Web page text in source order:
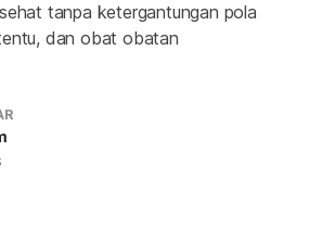
tanpa ketergantungan pola
dan obat obatan